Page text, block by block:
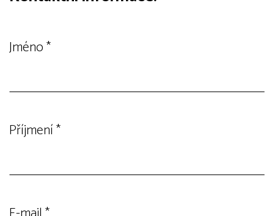
Jméno*
Příjmení*